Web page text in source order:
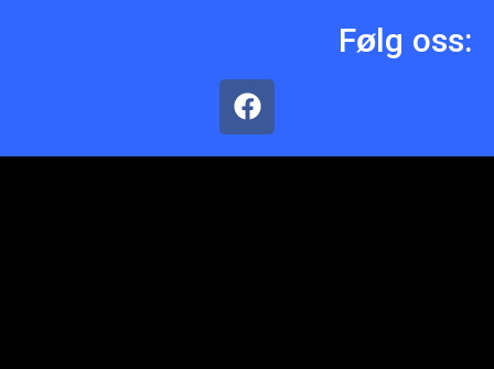
Følg oss: